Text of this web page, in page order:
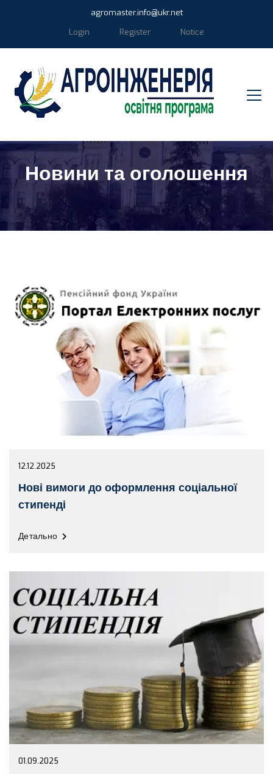
agromaster.info@ukr.net
Login
Register Notice
Новини та оголошення
12.12.2025
Нові вимоги до оформлення соціальної
стипенді
Детально
01.09.2025